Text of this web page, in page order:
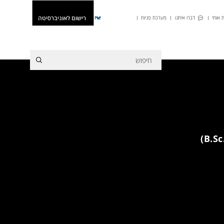
אותי דברו איתנו מערכת פניות He רישום לאוניברסיטה
מפגש היכרות מקוון לתואר ראשון (.B.Sc)